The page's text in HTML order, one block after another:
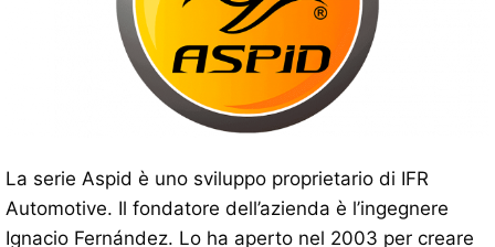
La serie Aspid è uno sviluppo proprietario di IFR
Automotive. Il fondatore dell’azienda è l’ingegnere
Ignacio Fernández. Lo ha aperto nel 2003 per creare